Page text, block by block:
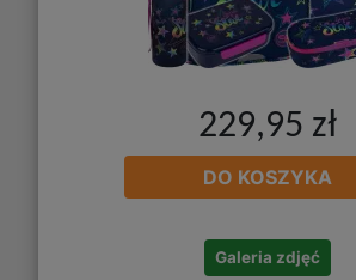
229,95 zł
DO KOSZYKA
Galeria zdjęć